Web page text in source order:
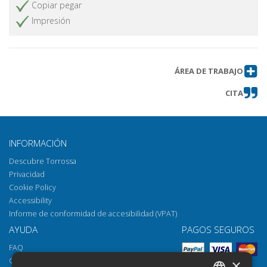
Copiar pegar
Impresión
ÁREA DE TRABAJO
CITA
INFORMACIÓN
Descubre Torrossa
Privacidad
Cookie Policy
Accessibility
Informe de conformidad de accesibilidad (VPAT)
AYUDA
FAQ
Cómo abrir los archivos
PAGOS SEGUROS